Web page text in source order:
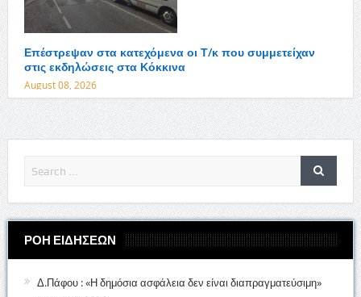
Επέστρεψαν στα κατεχόμενα οι Τ/κ που συμμετείχαν
στις εκδηλώσεις στα Κόκκινα
August 08, 2026
ΡΟΗ ΕΙΔΗΣΕΩΝ
Δ.Πάφου : «Η δημόσια ασφάλεια δεν είναι διαπραγματεύσιμη»